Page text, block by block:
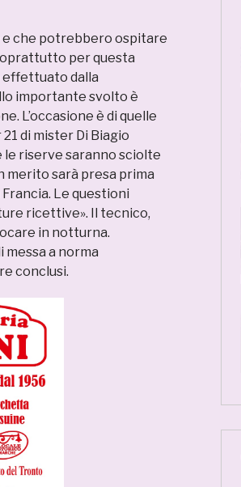
e che potrebbero ospitare
per questa
effettuato dalla
importante svolto è
L’occasione è di quelle
di mister Di Biagio
le riserve saranno sciolte
merito sarà presa prima
Le questioni
ricettive». Il tecnico,
in notturna.
a norma
conclusi.